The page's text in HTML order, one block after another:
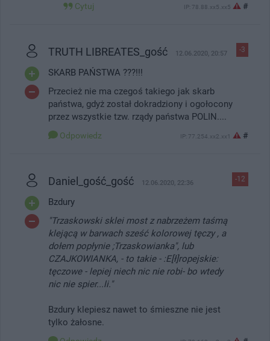
Cytuj IP: 78.88.xx5.xx5 #
-3
TRUTH LIBREATES_gość 12.06.2020, 20:57
SKARB PAŃSTWA ???!!!
Przecież nie ma czegoś takiego jak skarb
państwa, gdyż został dokradziony i ogołocony
przez wszystkie tzw. rządy państwa POLIN....
Odpowiedz IP: 77.254.xx2.xx1 #
-12
Daniel_gość_gość 12.06.2020, 22:36
Bzdury
"Trzaskowski sklei most z nabrzeżem taśmą
klejącą w barwach sześć kolorowej tęczy , a
dołem popłynie ;Trzaskowianka", lub
CZAJKOWIANKA, - to takie - :E[ł]ropejskie:
tęczowe - lepiej niech nic nie robi- bo wtedy
nic nie spier...li."
Bzdury klepiesz nawet to śmieszne nie jest
tylko żałosne.